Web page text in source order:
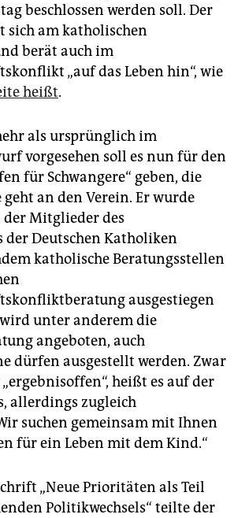
beschlossen werden soll. Der
sich am katholischen
berät auch im
„auf das Leben hin“, wie
heißt.
als ursprünglich im
vorgesehen soll es nun für den
für Schwangere“ geben, die
geht an den Verein. Er wurde
der Mitglieder des
Deutschen Katholiken
katholische Beratungsstellen
ausgestiegen
unter anderem die
angeboten, auch
dürfen ausgestellt werden. Zwar
heißt es auf der
allerdings zugleich
suchen gemeinsam mit Ihnen
für ein Leben mit dem Kind.“
„Neue Prioritäten als Teil
Politikwechsels“ teilte der